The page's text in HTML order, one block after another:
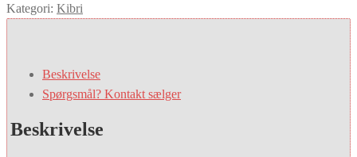
Kategori: Kibri
Beskrivelse
Spørgsmål? Kontakt sælger
Beskrivelse